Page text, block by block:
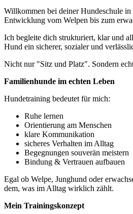
Willkommen bei deiner Hundeschule
Entwicklung vom Welpen bis zum
Ich begleite dich strukturiert, klar und
Hund ein sicherer, sozialer und
Nicht nur "Sitz und Platz". Sondern
Familienhunde im echten Leben
Hundetraining bedeutet für mich:
Ruhe lernen
Orientierung am Menschen
klare Kommunikation
sicheres Verhalten im Alltag
Begegnungen souverän meistern
Bindung & Vertrauen aufbauen
Egal ob Welpe, Junghund oder
dem, was im Alltag wirklich zählt.
Mein Trainingskonzept